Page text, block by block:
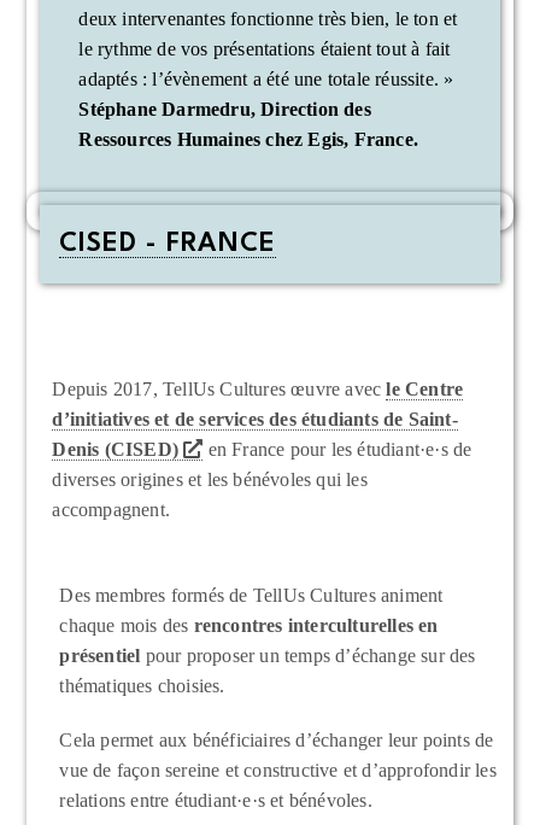
deux intervenantes fonctionne très bien, le ton et
le rythme de vos présentations étaient tout à fait
adaptés : l’évènement a été une totale réussite. »
Stéphane Darmedru, Direction des
Ressources Humaines chez Egis, France.
CISED - FRANCE
Depuis 2017, TellUs Cultures œuvre avecle Centre
d’initiatives et de services des étudiants de Saint-
Denis (CISED)
en France pour les étudiant·e·s de
diverses origines et les bénévoles qui les
accompagnent.
Des membres formés de TellUs Cultures animent
chaque mois des rencontres interculturelles en
présentiel pour proposer un temps d’échange sur des
thématiques choisies.
Cela permet aux bénéficiaires d’échanger leur points de
vue de façon sereine et constructive et d’approfondir les
relations entre étudiant·e·s et bénévoles.